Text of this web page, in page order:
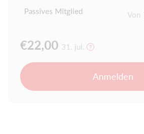
Passives Mitglied Von
€22,00 31. jul.
Anmelden